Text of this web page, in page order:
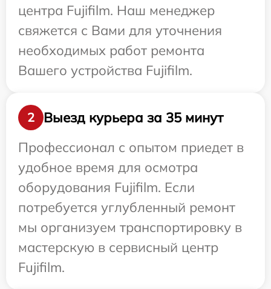
центра Fujifilm. Наш менеджер
свяжется с Вами для уточнения
необходимых работ ремонта
Вашего устройства Fujifilm.
2
Выезд курьера за 35 минут
Профессионал с опытом приедет в
удобное время для осмотра
оборудования Fujifilm. Если
потребуется углубленный ремонт
мы организуем транспортировку в
мастерскую в сервисный центр
Fujifilm.